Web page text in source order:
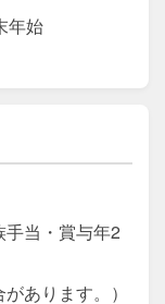
年始
当・賞与年2
あります。）